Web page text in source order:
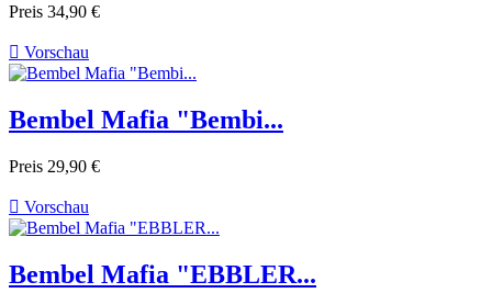
Preis 34,90 €
 Vorschau
Bembel Mafia "Bembi...
Preis 29,90 €
 Vorschau
Bembel Mafia "EBBLER...